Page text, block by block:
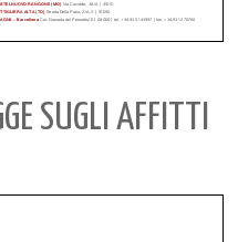
SUGLI AFFITTI